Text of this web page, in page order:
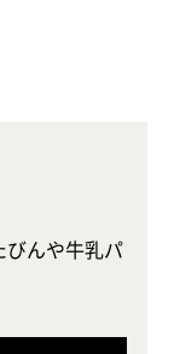
びんや牛乳パ